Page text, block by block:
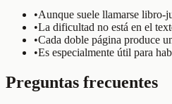
•Aunque suele llamarse libro-
•La dificultad no está en el
•Cada doble página produce
•Es especialmente útil para
Preguntas frecuentes